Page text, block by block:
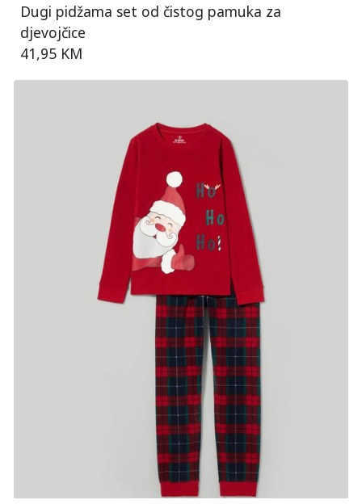
Dugi pidžama set od čistog pamuka za
djevojčice
41,95 KM